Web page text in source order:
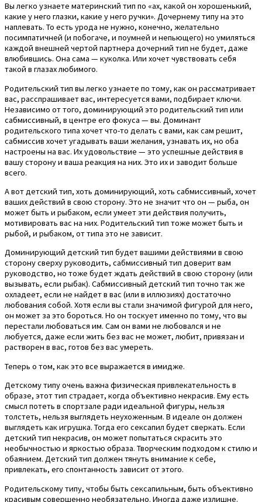
Вы легко узнаете материнский тип по «ах, какой он хорошенький,
какие у него глазки, какие у него ручки». Дочернему типу на это
наплевать. То есть урода не нужно, конечно, желательно
посимпатичней (и побогаче, и поумней и непьющего) но умиляться
каждой внешней чертой партнера дочерний тип не будет, даже
влюбившись. Она сама — куколка. Или хочет чувствовать себя
такой в глазах любимого.
Родительский тип вы легко узнаете по тому, как он рассматривает
вас, расспрашивает вас, интересуется вами, подбирает ключи.
Независимо от того, доминирующий это родительский тип или
сабмиссивный, в центре его фокуса — вы. Доминант
родительского типа хочет что-то делать с вами, как сам решит,
сабмиссив хочет угадывать ваши желания, узнавать их, но оба
настроены на вас. Их удовольствие — это успешные действия в
вашу сторону и ваша реакция на них. Это их и заводит больше
всего.
А вот детский тип, хоть доминирующий, хоть сабмиссивный, хочет
ваших действий в свою сторону. Это не значит что он — рыба, он
может быть и рыбаком, если умеет эти действия получить,
мотивировать вас на них. Родительский тип тоже может быть и
рыбой, и рыбаком, от типа это не зависит.
Доминирующий детский тип будет вашими действиями в свою
сторону сверху руководить, сабмиссивный тип доверит вам
руководство, но тоже будет ждать действий в свою сторону (или
вызывать, если рыбак). Сабмиссивный детский тип точно так же
охладеет, если не найдет в вас (или в иллюзиях) достаточно
любования собой. Хотя если вы стали значимой фигурой для него,
он может за это бороться. Но он тоскует именно по тому, что вы
перестали любоваться им. Сам он вами не любовался и не
любуется, даже если жить без вас не может, любит, привязан и
растворен в вас, готов без вас умереть.
Теперь о том, как это все выражается в имидже.
Детскому типу очень важна физическая привлекательность в
образе, этот тип страдает, когда объективно некрасив. Ему есть
смысл потеть в спортзале ради идеальной фигуры, нельзя
толстеть, нельзя выглядеть неухоженным. В идеале он должен
выглядеть как игрушка. Тогда его сексапил будет сверкать. Если
детский тип некрасив, он может попытаться скрасить это
необычностью и яркостью образа. Творческим подходом к стилю и
обаянием. Детский тип должен тянуть внимание к себе,
привлекать, его спонтанность зависит от этого.
Родительскому типу, чтобы быть сексапильным, быть объективно
красивым совершенно необязательно. Иногда даже излишне.